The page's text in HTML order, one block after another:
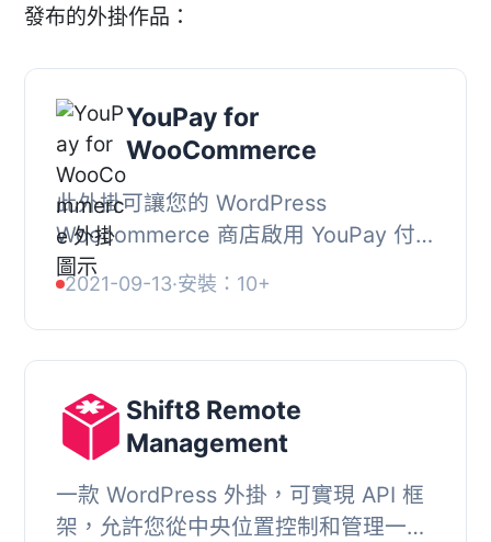
發布的外掛作品：
YouPay for
WooCommerce
此外掛可讓您的 WordPress
Woocommerce 商店啟用 YouPay 付
款選項。, YouPay 是結帳時的新付款選
項，讓您的顧客可以安全地與他們選擇
的付款人分享付款連結。...
2021-09-13·安裝：10+
Shift8 Remote
Management
一款 WordPress 外掛，可實現 API 框
架，允許您從中央位置控制和管理一個